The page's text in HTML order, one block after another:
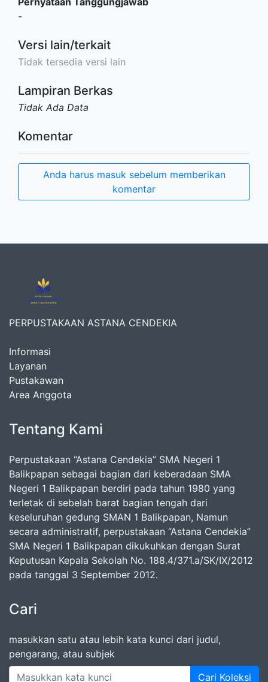
-
Versi lain/terkait
Tidak tersedia versi lain
Lampiran Berkas
Tidak Ada Data
Komentar
Anda harus masuk sebelum memberikan
komentar
PERPUSTAKAAN ASTANA CENDEKIA
Informasi
Layanan
Pustakawan
Area Anggota
Tentang Kami
Perpustakaan “Astana Cendekia” SMA Negeri 1
Balikpapan sebagai bagian dari keberadaan SMA
Negeri 1 Balikpapan berdiri pada tahun 1980 yang
terletak di sebelah barat bagian tengah dari
keseluruhan gedung SMAN 1 Balikpapan, Namun
secara administratif, perpustakaan “Astana Cendekia”
SMA Negeri 1 Balikpapan dikukuhkan dengan Surat
Keputusan Kepala Sekolah No. 188.4/371.a/SK/IX/2012
pada tanggal 3 September 2012.
Cari
masukkan satu atau lebih kata kunci dari judul,
pengarang, atau subjek
Cari Koleksi